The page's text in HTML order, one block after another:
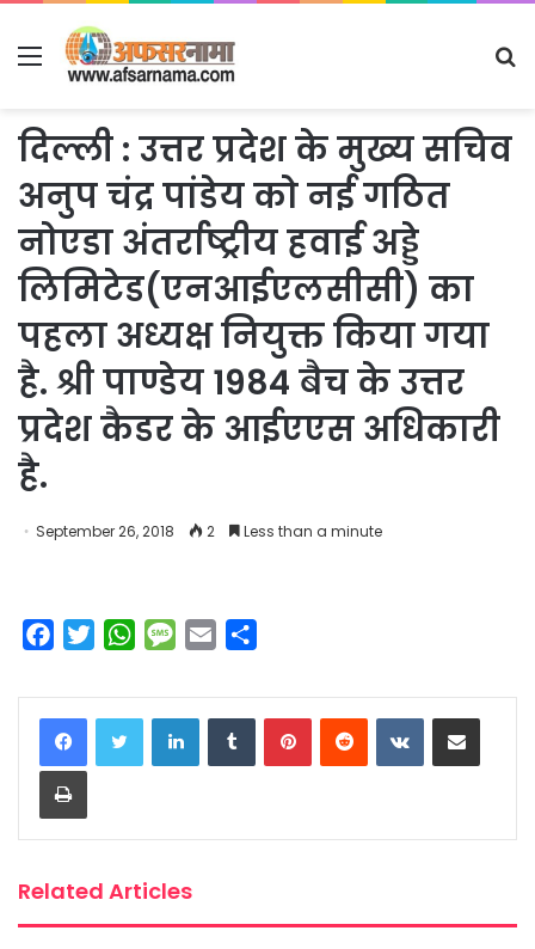
Menu
दिल्ली : उत्तर प्रदेश के मुख्य सचिव
अनुप चंद्र पांडेय को नई गठित
नोएडा अंतर्राष्ट्रीय हवाई अड्डे
लिमिटेड(एनआईएलसीसी) का
पहला अध्यक्ष नियुक्त किया गया
है. श्री पाण्डेय 1984 बैच के उत्तर
प्रदेश कैडर के आईएएस अधिकारी
है.
September 26, 2018 2 Less than a minute
c
e
b
o
o
i
t
t
W
a
t
s
M
s
s
a
a
i
a
r
e
LinkedInTumblrPinterestReddit VKontakteShare via Email
Print
Related Articles